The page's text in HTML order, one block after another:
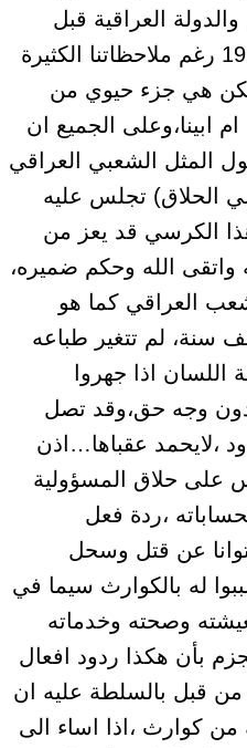
العراقية قبل
الاحتلال، (التي تأسست 1921 رغم ملاحظاتنا الكثيرة
هي جزء حيوي من
ابينا،وعلى الجميع ان
المثل الشعبي العراقي
الحلاق) تجلس عليه
الكرسي قد يعز من
الله وحكم ضميره،
العراقي كما هو
سنة، لم تتغير طباعه
اللسان اذا جهروا
وجه حق،وقد تصل
،لايحمد عقباها…اذن
على حلاق المسؤولية
،ردة فعل
عن قتل وسحل
له بالكوارث سيما في
وصحته وخدماته
بأن هكذا ردود افعال
قبل بالسلطة عليه ان
كوارث ،اذا اساء الى